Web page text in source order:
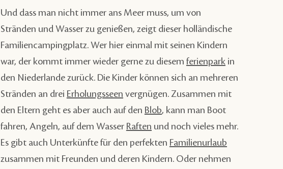
Und dass man nicht immer ans Meer muss, um von
Stränden und Wasser zu genießen, zeigt dieser holländische
Familiencampingplatz. Wer hier einmal mit seinen Kindern
war, der kommt immer wieder gerne zu diesem ferienpark in
den Niederlande zurück. Die Kinder können sich an mehreren
Stränden an drei Erholungsseen vergnügen. Zusammen mit
den Eltern geht es aber auch auf den Blob, kann man Boot
fahren, Angeln, auf dem Wasser Raften und noch vieles mehr.
Es gibt auch Unterkünfte für den perfekten Familienurlaub
zusammen mit Freunden und deren Kindern. Oder nehmen